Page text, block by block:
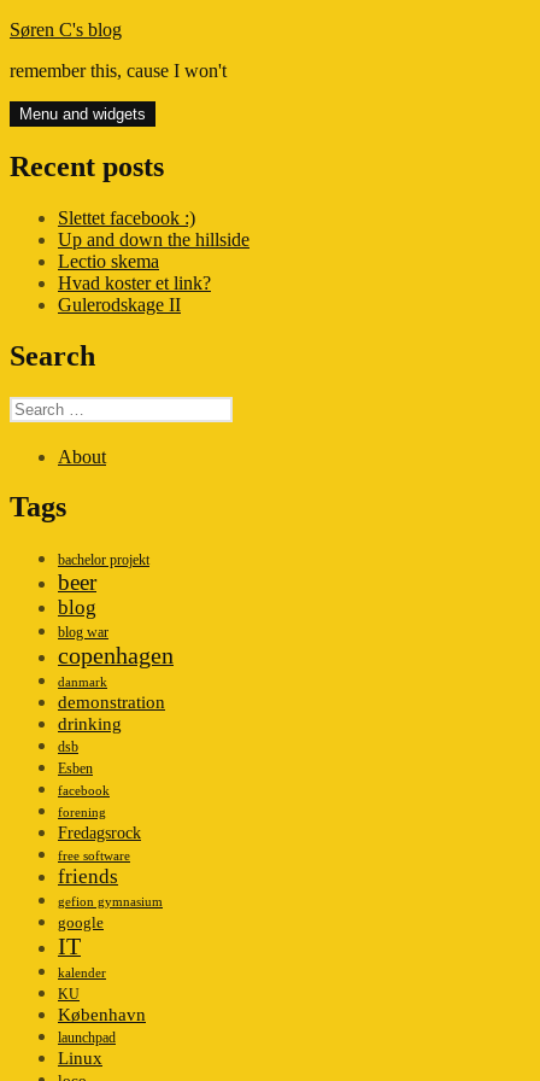
Skip
content
Søren C's blog
remember this, cause I won't
Menu and widgets
Recent posts
Slettet facebook :)
Up and down the hillside
Lectio skema
Hvad koster et link?
Gulerodskage II
Search
Search
for:
About
Tags
bachelor projekt
beer
blog
blog war
copenhagen
danmark
demonstration
drinking
dsb
Esben
facebook
forening
Fredagsrock
free software
friends
gefion gymnasium
google
IT
kalender
KU
København
launchpad
Linux